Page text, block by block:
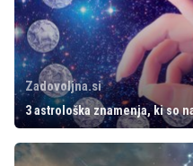
Zadovoljna.si
3 astrološka znamenja, ki so